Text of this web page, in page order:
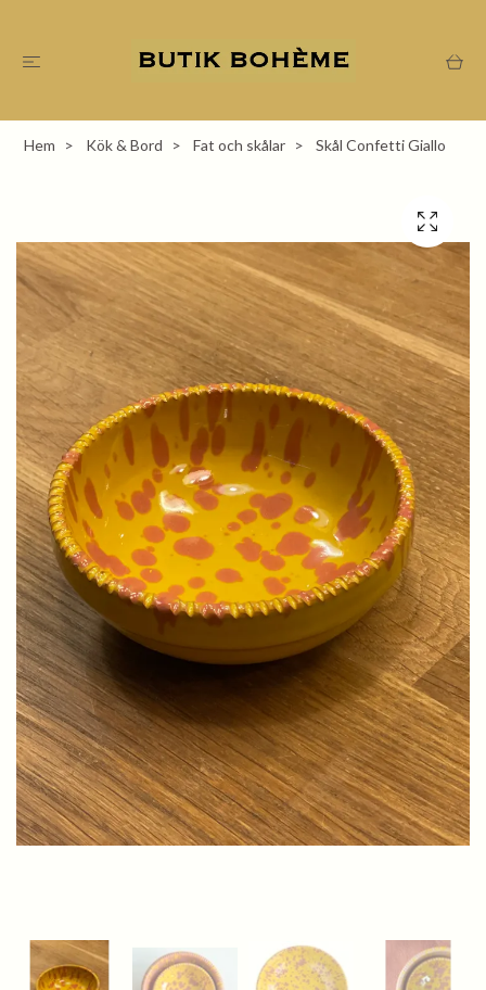
Hem Kök & Bord Fat och skålar Skål Confetti Giallo